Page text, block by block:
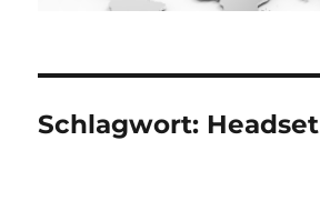
Schlagwort: Headset